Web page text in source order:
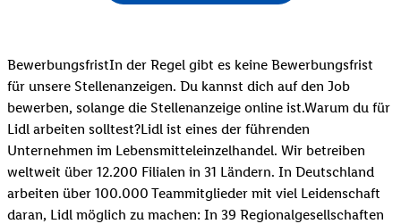
BewerbungsfristIn der Regel gibt es keine Bewerbungsfrist
für unsere Stellenanzeigen. Du kannst dich auf den Job
bewerben, solange die Stellenanzeige online ist.Warum du für
Lidl arbeiten solltest?Lidl ist eines der führenden
Unternehmen im Lebensmitteleinzelhandel. Wir betreiben
weltweit über 12.200 Filialen in 31 Ländern. In Deutschland
arbeiten über 100.000 Teammitglieder mit viel Leidenschaft
daran, Lidl möglich zu machen: In 39 Regionalgesellschaften